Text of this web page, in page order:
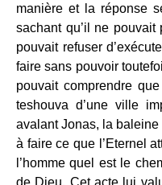
manière et la réponse
sachant qu’il ne
pouvait refuser
faire sans pouvoir
pouvait comprendre
teshouva d’une ville
avalant Jonas, la
à faire ce que l’Eternel
l’homme quel est le
de Dieu. Cet acte lui